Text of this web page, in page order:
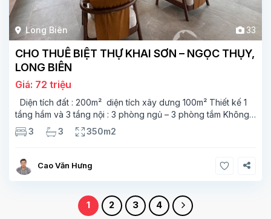
Long Biên 33
CHO THUÊ BIỆT THỰ KHAI SƠN – NGỌC THỤY,
LONG BIÊN
Giá: 72 triệu
tầng hầm và 3 tầng nội : 3 phòng ngủ – 3 phòng tắm Không
gian hiện đại, sang trọng, đầy đủ ánh sáng tự nhiên Khu vực
yên tĩnh,
3 3 350m2
Cao Văn Hưng
1 2 3 4